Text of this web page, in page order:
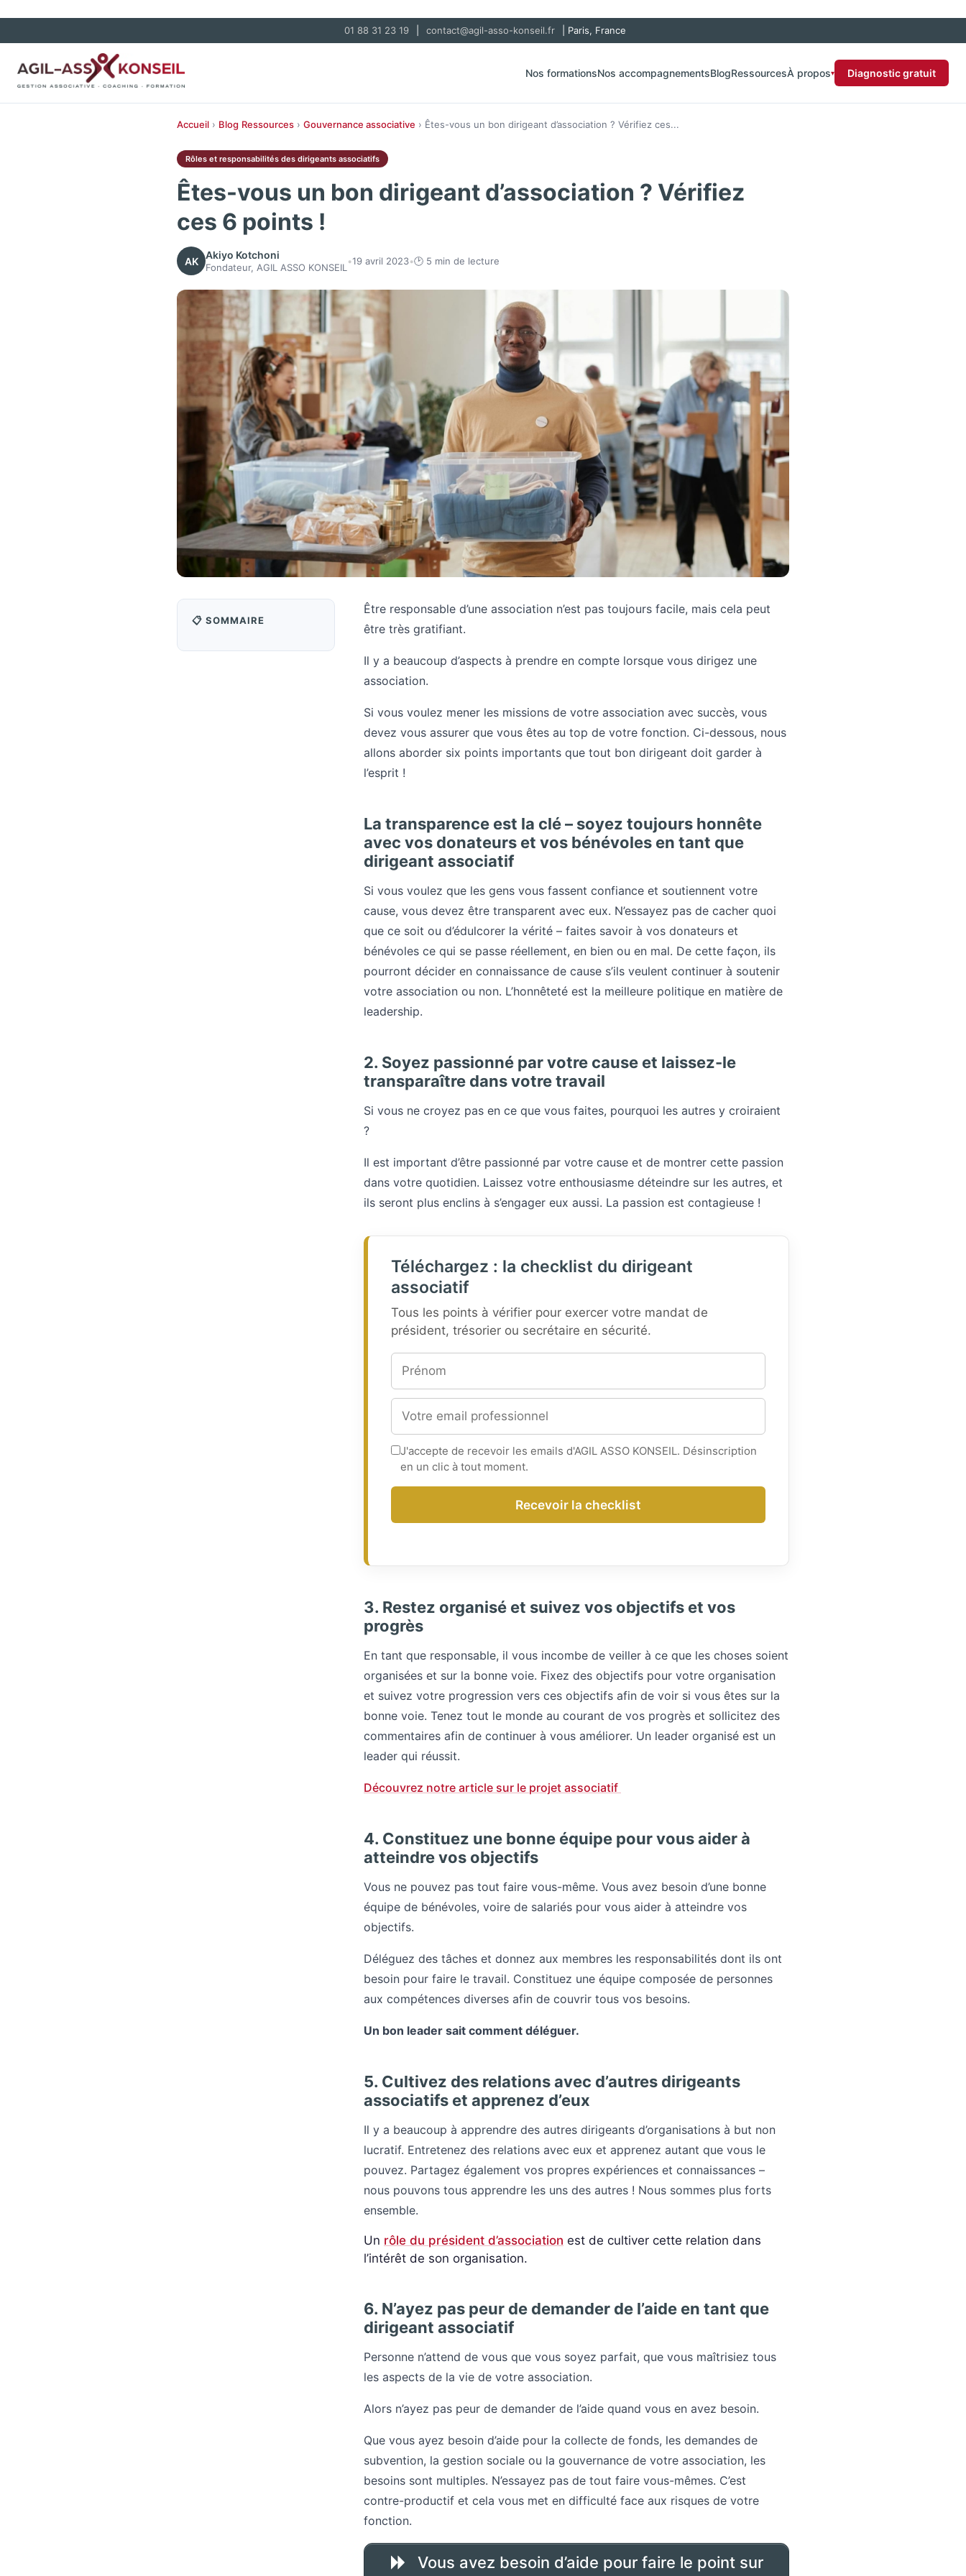
01 88 31 23 19 contact@agil-asso-konseil.fr | Paris, France
Nos formationsNos accompagnementsBlogRessourcesÀ propos▾ Diagnostic gratuit
Accueil › Blog Ressources › Gouvernance associative › Êtes-vous un bon dirigeant d’association ? Vérifiez ces...
Rôles et responsabilités des dirigeants associatifs
Êtes-vous un bon dirigeant d’association ? Vérifiez
ces 6 points !
AK Akiyo Kotchoni
Fondateur, AGIL ASSO KONSEIL
•19 avril 2023•🕑 5 min de lecture
📋 SOMMAIRE
Être responsable d’une association n’est pas toujours facile, mais cela peut
être très gratifiant.
Il y a beaucoup d’aspects à prendre en compte lorsque vous dirigez une
association.
Si vous voulez mener les missions de votre association avec succès, vous
devez vous assurer que vous êtes au top de votre fonction. Ci-dessous, nous
allons aborder six points importants que tout bon dirigeant doit garder à
l’esprit !
La transparence est la clé – soyez toujours honnête
avec vos donateurs et vos bénévoles en tant que
dirigeant associatif
Si vous voulez que les gens vous fassent confiance et soutiennent votre
cause, vous devez être transparent avec eux. N’essayez pas de cacher quoi
que ce soit ou d’édulcorer la vérité – faites savoir à vos donateurs et
bénévoles ce qui se passe réellement, en bien ou en mal. De cette façon, ils
pourront décider en connaissance de cause s’ils veulent continuer à soutenir
votre association ou non. L’honnêteté est la meilleure politique en matière de
leadership.
2. Soyez passionné par votre cause et laissez-le
transparaître dans votre travail
Si vous ne croyez pas en ce que vous faites, pourquoi les autres y croiraient
?
Il est important d’être passionné par votre cause et de montrer cette passion
dans votre quotidien. Laissez votre enthousiasme déteindre sur les autres, et
ils seront plus enclins à s’engager eux aussi. La passion est contagieuse !
Téléchargez : la checklist du dirigeant
associatif
Tous les points à vérifier pour exercer votre mandat de
président, trésorier ou secrétaire en sécurité.
J'accepte de recevoir les emails d'AGIL ASSO KONSEIL. Désinscription
en un clic à tout moment.
Recevoir la checklist
3. Restez organisé et suivez vos objectifs et vos
progrès
En tant que responsable, il vous incombe de veiller à ce que les choses soient
organisées et sur la bonne voie. Fixez des objectifs pour votre organisation
et suivez votre progression vers ces objectifs afin de voir si vous êtes sur la
bonne voie. Tenez tout le monde au courant de vos progrès et sollicitez des
commentaires afin de continuer à vous améliorer. Un leader organisé est un
leader qui réussit.
Découvrez notre article sur le projet associatif
4. Constituez une bonne équipe pour vous aider à
atteindre vos objectifs
Vous ne pouvez pas tout faire vous-même. Vous avez besoin d’une bonne
équipe de bénévoles, voire de salariés pour vous aider à atteindre vos
objectifs.
Déléguez des tâches et donnez aux membres les responsabilités dont ils ont
besoin pour faire le travail. Constituez une équipe composée de personnes
aux compétences diverses afin de couvrir tous vos besoins.
Un bon leader sait comment déléguer.
5. Cultivez des relations avec d’autres dirigeants
associatifs et apprenez d’eux
Il y a beaucoup à apprendre des autres dirigeants d’organisations à but non
lucratif. Entretenez des relations avec eux et apprenez autant que vous le
pouvez. Partagez également vos propres expériences et connaissances –
nous pouvons tous apprendre les uns des autres ! Nous sommes plus forts
ensemble.
Un rôle du président d’association est de cultiver cette relation dans
l’intérêt de son organisation.
6. N’ayez pas peur de demander de l’aide en tant que
dirigeant associatif
Personne n’attend de vous que vous soyez parfait, que vous maîtrisiez tous
les aspects de la vie de votre association.
Alors n’ayez pas peur de demander de l’aide quand vous en avez besoin.
Que vous ayez besoin d’aide pour la collecte de fonds, les demandes de
subvention, la gestion sociale ou la gouvernance de votre association, les
besoins sont multiples. N’essayez pas de tout faire vous-mêmes. C’est
contre-productif et cela vous met en difficulté face aux risques de votre
fonction.
Vous avez besoin d’aide pour faire le point sur